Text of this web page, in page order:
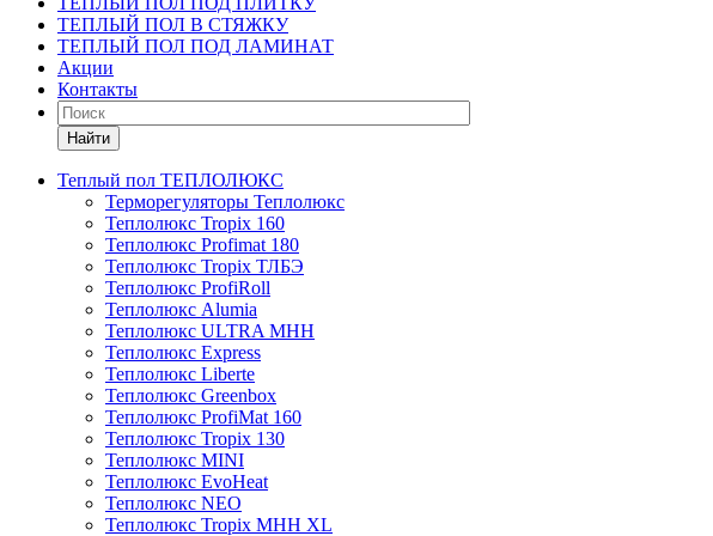
ТЕПЛЫЙ ПОЛ В СТЯЖКУ
ТЕПЛЫЙ ПОЛ ПОД ЛАМИНАТ
Акции
Контакты
Найти
Теплый пол ТЕПЛОЛЮКС
Терморегуляторы Теплолюкс
Теплолюкс Tropix 160
Теплолюкс Profimat 180
Теплолюкс Tropix ТЛБЭ
Теплолюкс ProfiRoll
Теплолюкс Alumia
Теплолюкс ULTRA МНН
Теплолюкс Express
Теплолюкс Liberte
Теплолюкс Greenbox
Теплолюкс ProfiMat 160
Теплолюкс Tropix 130
Теплолюкс MINI
Теплолюкс EvoHeat
Теплолюкс NEO
Теплолюкс Tropix МНН XL